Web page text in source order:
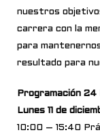
nuestros
carrera con la
para
resultado para
Programación 24
Lunes 11 de
10:00 – 15:40